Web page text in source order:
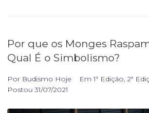
Por que os Monges
Qual É o Simbolismo?
Por Budismo Hoje Em1ª Edição, 2ª
Postou 31/07/2021